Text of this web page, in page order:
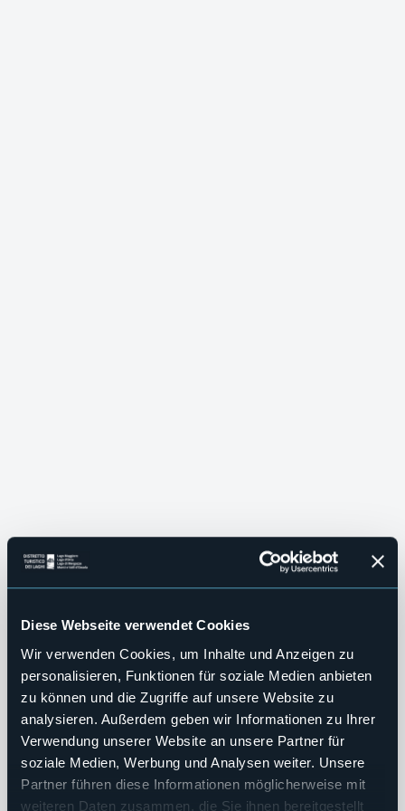
Diese Webseite verwendet Cookies
Wir verwenden Cookies, um Inhalte und Anzeigen zu
personalisieren, Funktionen für soziale Medien anbieten
zu können und die Zugriffe auf unsere Website zu
analysieren. Außerdem geben wir Informationen zu Ihrer
Verwendung unserer Website an unsere Partner für
soziale Medien, Werbung und Analysen weiter. Unsere
Partner führen diese Informationen möglicherweise mit
weiteren Daten zusammen, die Sie ihnen bereitgestellt
HERZLICH WILLKOMMEN!
VILLEN UND GÄRTEN
Grüne und
SLOW TOURISM
UNSERE WINTER EXPERIENCE!